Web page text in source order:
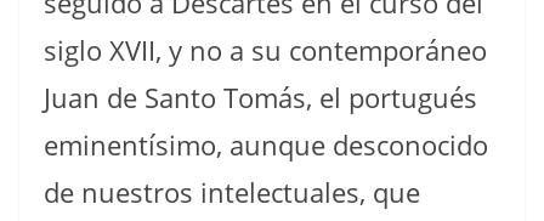
siglo XVII, y no a su contemporáneo
Juan de Santo Tomás, el portugués
eminentísimo, aunque desconocido
de nuestros intelectuales, que